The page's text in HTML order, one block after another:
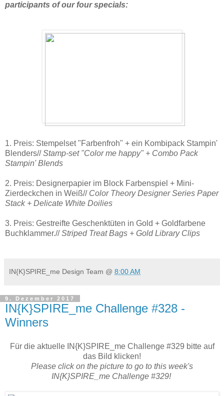
participants of our four specials:
1. Preis: Stempelset "Farbenfroh" + ein Kombipack Stampin'
Blenders//Stamp-set "Color me happy" + Combo Pack
Stampin' Blends
2. Preis: Designerpapier im Block Farbenspiel + Mini-
Zierdeckchen in Weiß// Color Theory Designer Series Paper
Stack + Delicate White Doilies
3. Preis: Gestreifte Geschenktüten in Gold + Goldfarbene
Buchklammer.//Striped Treat Bags + Gold Library Clips
IN{K}SPIRE_me Design Team @ 8:00 AM
9. Dezember 2017
IN{K}SPIRE_me Challenge #328 -
Winners
Für die aktuelle IN{K}SPIRE_me Challenge #329 bitte auf
das Bild klicken!
Please click on the picture to go to this week's
IN{K}SPIRE_me Challenge #329!